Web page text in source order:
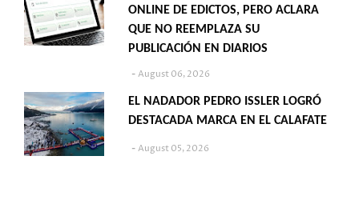
ONLINE DE EDICTOS, PERO ACLARA
QUE NO REEMPLAZA SU
PUBLICACIÓN EN DIARIOS
August 06, 2026
EL NADADOR PEDRO ISSLER LOGRÓ
DESTACADA MARCA EN EL CALAFATE
August 05, 2026